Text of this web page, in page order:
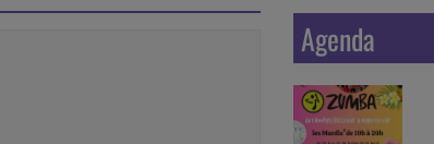
Agenda